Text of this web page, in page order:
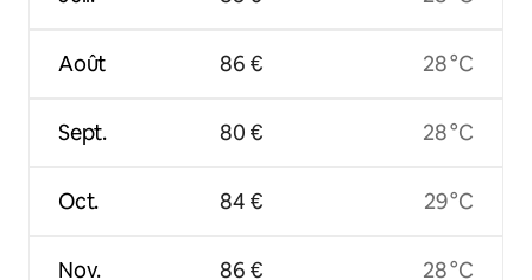
Août
Sept.
Oct.
Nov.
86 €
80 €
84 €
86 €
28 °C
28 °C
29 °C
28 °C